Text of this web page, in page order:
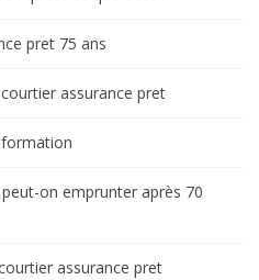
pret 75 ans
assurance pret
on emprunter après 70
assurance pret